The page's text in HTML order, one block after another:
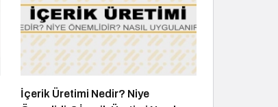
İçerik Üretimi Nedir? Niye